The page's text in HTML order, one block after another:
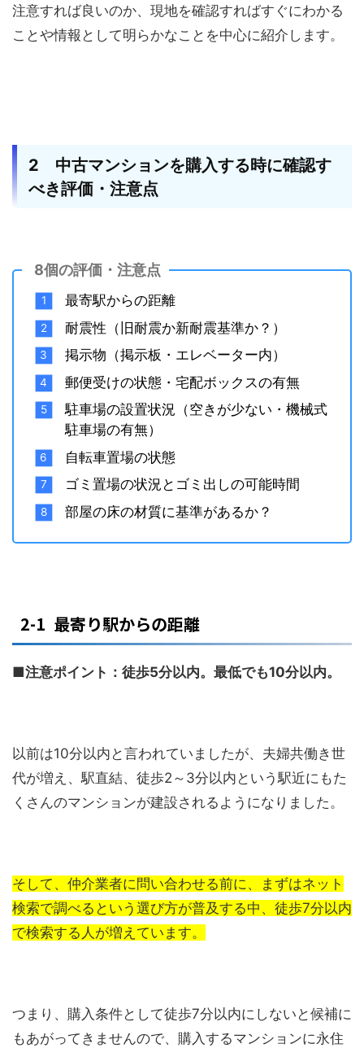
注意すれば良いのか、現地を確認すればすぐにわかる
ことや情報として明らかなことを中心に紹介します。
2 中古マンションを購入する時に確認す
べき評価・注意点
8個の評価・注意点
最寄駅からの距離
耐震性（旧耐震か新耐震基準か？）
掲示物（掲示板・エレベーター内）
郵便受けの状態・宅配ボックスの有無
駐車場の設置状況（空きが少ない・機械式
駐車場の有無）
自転車置場の状態
ゴミ置場の状況とゴミ出しの可能時間
部屋の床の材質に基準があるか？
2-1 最寄り駅からの距離
■注意ポイント：徒歩5分以内。最低でも10分以内。
以前は10分以内と言われていましたが、夫婦共働き世
代が増え、駅直結、徒歩2～3分以内という駅近にもた
くさんのマンションが建設されるようになりました。
そして、仲介業者に問い合わせる前に、まずはネット
検索で調べるという選び方が普及する中、徒歩7分以内
で検索する人が増えています。
つまり、購入条件として徒歩7分以内にしないと候補に
もあがってきませんので、購入するマンションに永住